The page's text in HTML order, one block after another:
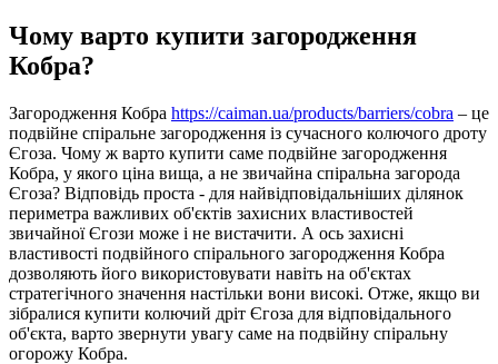
Чому варто купити загородження
Кобра?
Загородження Кобра https://caiman.ua/products/barriers/cobra – це
подвійне спіральне загородження із сучасного колючого дроту
Єгоза. Чому ж варто купити саме подвійне загородження
Кобра, у якого ціна вища, а не звичайна спіральна загорода
Єгоза? Відповідь проста - для найвідповідальніших ділянок
периметра важливих об'єктів захисних властивостей
звичайної Єгози може і не вистачити. А ось захисні
властивості подвійного спірального загородження Кобра
дозволяють його використовувати навіть на об'єктах
стратегічного значення настільки вони високі. Отже, якщо ви
зібралися купити колючий дріт Єгоза для відповідального
об'єкта, варто звернути увагу саме на подвійну спіральну
огорожу Кобра.